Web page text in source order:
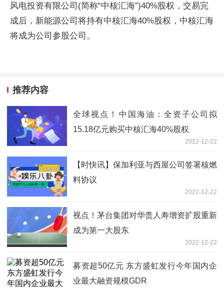
风电投资有限公司(简称“中核汇海”)40%股权，交易完
成后，新能源公司将持有中核汇海40%股权，中核汇海
将成为公司参股公司。
推荐内容
全球视点！​中国海油：全资子公司拟
15.18亿元购买中核汇海40%股权
2022-12-22
【时快讯】保加利亚与西屋公司签署核燃
料协议
2022-12-22
视点！茅台集团对华贵人寿增资扩股重新
成为第一大股东
2022-12-22
募资超50亿元 东方盛虹发行今年国内企
业最大融资规模GDR